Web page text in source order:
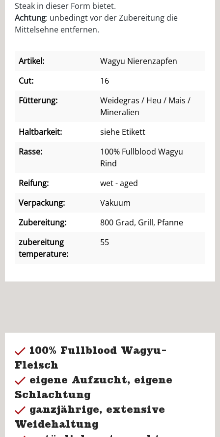
Steak in dieser Form bietet.
Achtung: unbedingt vor der Zubereitung die
Mittelsehne entfernen.
Artikel:
Wagyu Nierenzapfen
Cut:
16
Fütterung:
Weidegras / Heu / Mais /
Mineralien
Haltbarkeit:
siehe Etikett
Rasse:
100% Fullblood Wagyu
Rind
Reifung:
wet - aged
Verpackung:
Vakuum
Zubereitung:
800 Grad, Grill, Pfanne
zubereitung
temperature:
55
100% Fullblood Wagyu-
Fleisch
eigene Aufzucht, eigene
Schlachtung
ganzjährige, extensive
Weidehaltung